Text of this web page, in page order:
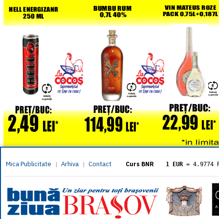
Mica Publicitate | Arhiva | Contact Curs BNR 1 EUR = 4.9774
= 5.8304
1 XAU= 464.4611
1 AED= 1.1933
1 AUD= 2.7957
1 BGN= 2.5449